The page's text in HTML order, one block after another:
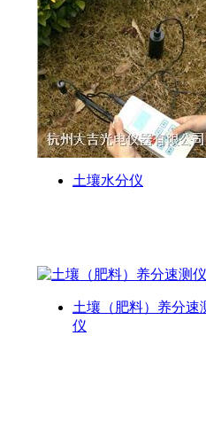
土壤水分仪
土壤（肥料）养分速
仪